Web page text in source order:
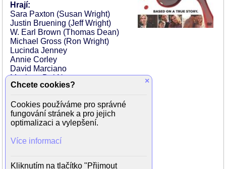
Hrají:
Sara Paxton (Susan Wright)
Justin Bruening (Jeff Wright)
W. Earl Brown (Thomas Dean)
Michael Gross (Ron Wright)
Lucinda Jenney
Annie Corley
David Marciano
Matthew Del Negro
Erin Cahill
Annie Wersching
Lisa Edelstein (Kelly Siegler)
Sam McMurray (Dr. Sheffield)
Pat Skipper (soudce Carr)
×
Chcete cookies?
Cookies používáme pro správné
fungování stránek a pro jejich
optimalizaci a vylepšení.
Více informací
Kliknutím na tlačítko "Přijmout